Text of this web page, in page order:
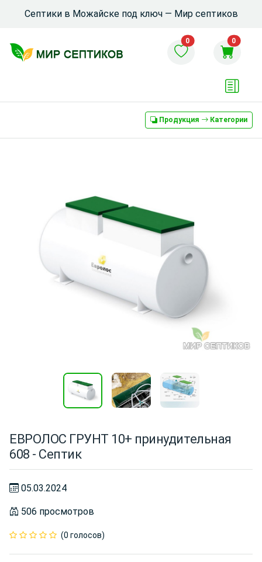
Септики в Можайске под ключ — Мир септиков
0 0
Продукция Категории
ЕВРОЛОС ГРУНТ 10+ принудительная
608 - Септик
05.03.2024
506 просмотров
(0 голосов)